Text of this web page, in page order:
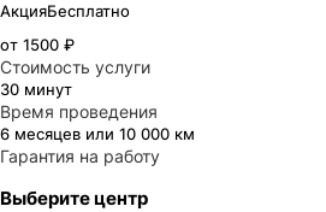
АкцияБесплатно
от 1500 ₽
Стоимость услуги
30 минут
Время проведения
6 месяцев или 10 000 км
Гарантия на работу
Выберите центр